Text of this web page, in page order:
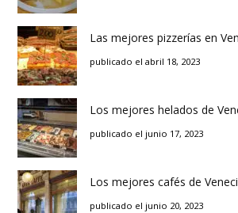
Las mejores pizzerías en
publicado el abril 18, 2023
Los mejores helados de
publicado el junio 17, 2023
Los mejores cafés de
publicado el junio 20, 2023